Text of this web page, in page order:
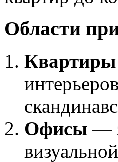
Области
Офисы —